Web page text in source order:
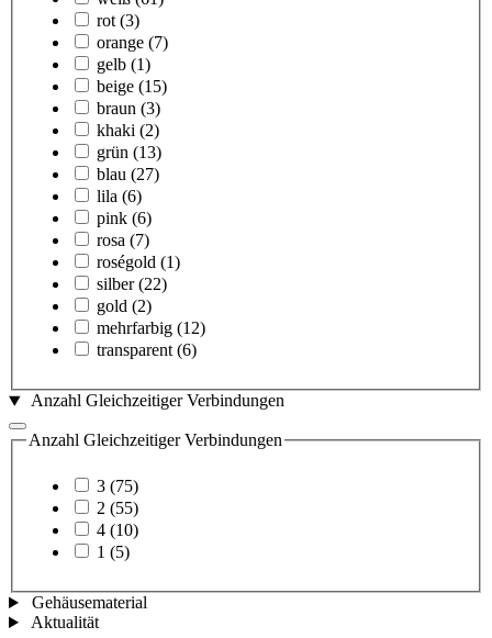
rot (3)
orange (7)
gelb (1)
beige (15)
braun (3)
khaki (2)
grün (13)
blau (27)
lila (6)
pink (6)
rosa (7)
roségold (1)
silber (22)
gold (2)
mehrfarbig (12)
transparent (6)
Anzahl Gleichzeitiger Verbindungen
Anzahl Gleichzeitiger Verbindungen
3 (75)
2 (55)
4 (10)
1 (5)
Gehäusematerial
Aktualität